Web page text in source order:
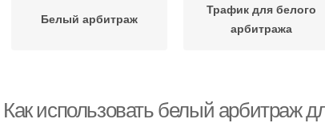
Белый арбитраж
Трафик для белого
арбитража
Как использовать белый арбитраж